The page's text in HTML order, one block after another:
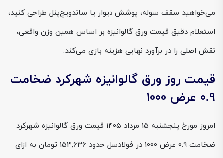
می‌خواهید سقف سوله، پوشش دیوار یا ساندویچ‌پنل طراحی کنید،
استعلام دقیق قیمت ورق گالوانیزه بر اساس همین وزن واقعی،
نقش اصلی را در برآورد نهایی هزینه بازی می‌کند.
قیمت روز ورق گالوانیزه شهرکرد ضخامت
0.9 عرض 1000
امروز مورخ پنجشنبه 15 مرداد 1405 قیمت ورق گالوانیزه شهرکرد
ضخامت 0.9 عرض 1000 در فولادسل حدود 153,636 تومان به ازای